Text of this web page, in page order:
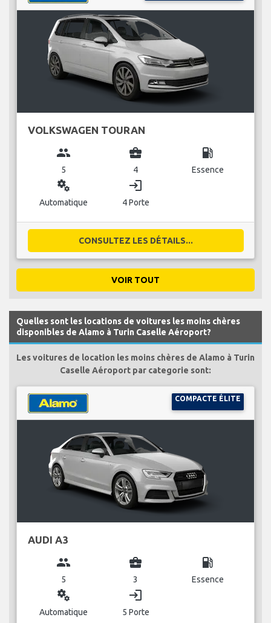
VOLKSWAGEN TOURAN
group
5
business_center
4
local_gas_station
Essence
miscellaneous_services
Automatique
login
4 Porte
CONSULTEZ LES DÉTAILS...
VOIR TOUT
Quelles sont les locations de voitures les moins chères
disponibles de Alamo à Turin Caselle Aéroport?
Les voitures de location les moins chères de Alamo à Turin
Caselle Aéroport par categorie sont:
COMPACTE ÉLITE
AUDI A3
group
5
business_center
3
local_gas_station
Essence
miscellaneous_services
Automatique
login
5 Porte